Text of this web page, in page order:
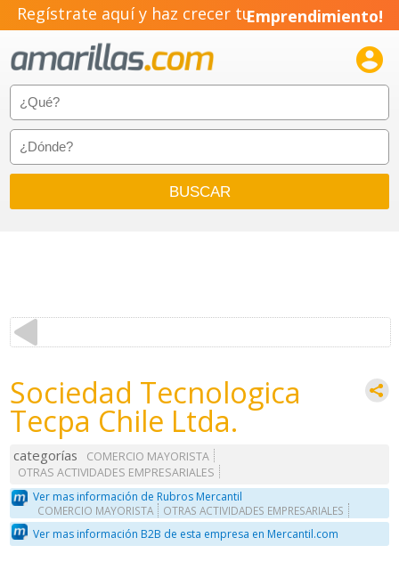
Regístrate aquí y haz crecer tuEmprendimiento!

Sociedad Tecnologica
Tecpa Chile Ltda.
categorías
COMERCIO MAYORISTA
OTRAS ACTIVIDADES EMPRESARIALES
Ver mas información de Rubros Mercantil
COMERCIO MAYORISTA OTRAS ACTIVIDADES EMPRESARIALES
Ver mas información B2B de esta empresa en Mercantil.com